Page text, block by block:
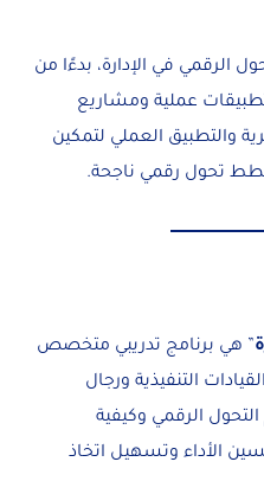
الرقمي في الإدارة، بدءًا من
عملية ومشاريع
والتطبيق العملي لتمكين
تحول رقمي ناجحة.
” هي برنامج تدريبي متخصص
التنفيذية ورجال
الرقمي وكيفية
الأداء وتسهيل اتخاذ